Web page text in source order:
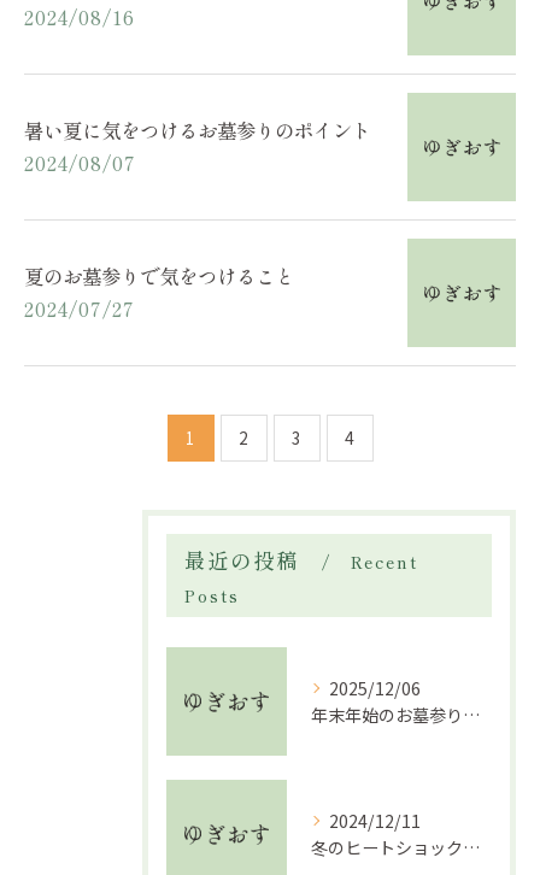
2024/08/16
暑い夏に気をつけるお墓参りのポイント
2024/08/07
夏のお墓参りで気をつけること
2024/07/27
1 2 3 4
最近の投稿
Recent
Posts
2025/12/06
年末年始のお墓参り代行利用時の注意点
2024/12/11
冬のヒートショック対策完全ガイド